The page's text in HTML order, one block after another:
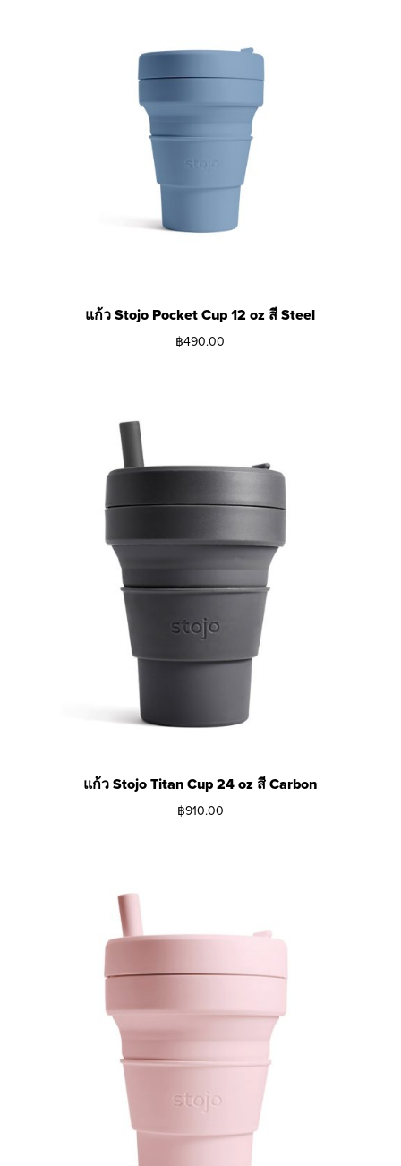
แก้ว Stojo Pocket Cup 12 oz สี Steel
฿490.00
แก้ว Stojo Titan Cup 24 oz สี Carbon
฿910.00